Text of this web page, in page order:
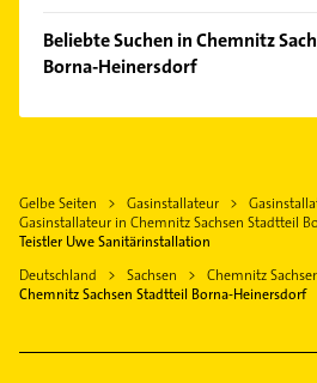
Röhrsdorf
Siegmar
Lichtenau
Neukirchen /Erzgebirge
Hohenstein-Ernstthal
Flöha
Burkhardtsdorf
Elektroinstallation
Elektriker
Bauunternehmen
Rechtsanwalt
Immobilienmakler
Beliebte Suchen in Chemnitz
Borna-Heinersdorf
Bauunternehmen
Immobilien
Immobilienmakler
Gelbe Seiten Gasinstallateur
Gasinstallateur in Chemnitz Sachsen Stadtteil
Teistler Uwe Sanitärinstallation
Deutschland
Sachsen
Chemnitz
Chemnitz Sachsen Stadtteil Borna-Heinersdorf